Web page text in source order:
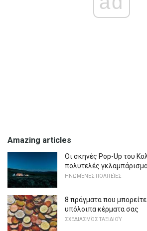
Amazing articles
Οι σκηνές Pop-Up του
πολυτελές
ΗΝΩΜΈΝΕΣ ΠΟΛΙΤΕΊΕΣ
8 πράγματα που
υπόλοιπα κέρματα σας
ΣΧΕΔΙΑΣΜΌΣ ΤΑΞΙΔΙΟΎ